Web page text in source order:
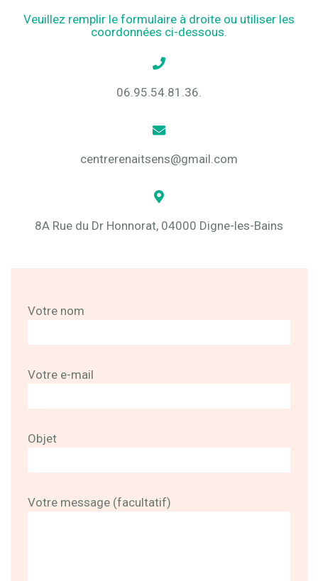
Veuillez remplir le formulaire à droite ou utiliser les
coordonnées ci-dessous.
06.95.54.81.36.
centrerenaitsens@gmail.com
8A Rue du Dr Honnorat, 04000 Digne-les-Bains
Votre nom
Votre e-mail
Objet
Votre message (facultatif)